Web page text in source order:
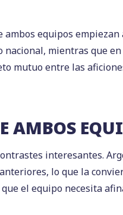
equipos
nacional, mientras que
mutuo entre las
AMBOS
interesantes.
lo que la
el equipo necesita